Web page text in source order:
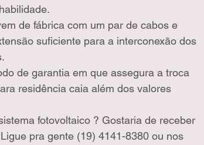
de fábrica com um par de cabos e
suficiente para a interconexão dos
de garantia em que assegura a troca
residência caia além dos valores
fotovoltaico ? Gostaria de receber
pra gente (19) 4141-8380 ou nos